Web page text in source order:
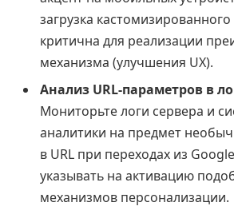
загрузка
критична для реализации
механизма (улучшения UX).
Анализ URL-параметров в
Мониторьте логи сервера и
аналитики на предмет
в URL при переходах из
указывать на активацию
механизмов персонализации.